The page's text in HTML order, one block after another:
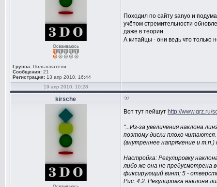
Осваиваюсь
Группа: Пользователи
Сообщения: 21
Регистрация: 13 апр 2010, 16:44
Походил по сайту sanyo и
учётом стремительности
даже в теории.
А китайцы - они ведь что только
19 апр 2010, 10:28
kirsche
Вот тут пейшут http://www.qrz.ru/
"...Из-за увеличения наклона
поэтому диски плохо
(внутреннее напряжение и
Настройка: Регулировку
либо же она не предусмотрена
фиксирующий винт; 5 -
Рис. 4.2. Регулировка наклона